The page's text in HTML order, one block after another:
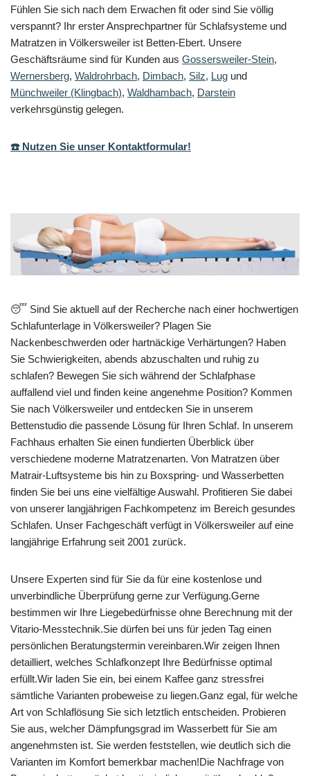
Fühlen Sie sich nach dem Erwachen fit oder sind Sie völlig
verspannt? Ihr erster Ansprechpartner für Schlafsysteme und
Matratzen in Völkersweiler ist Betten-Ebert. Unsere
Geschäftsräume sind für Kunden aus Gossersweiler-Stein,
Wernersberg, Waldrohrbach, Dimbach, Silz, Lug und
Münchweiler (Klingbach), Waldhambach, Darstein
verkehrsgünstig gelegen.
☎️ Nutzen Sie unser Kontaktformular!
😴 Sind Sie aktuell auf der Recherche nach einer hochwertigen
Schlafunterlage in Völkersweiler? Plagen Sie
Nackenbeschwerden oder hartnäckige Verhärtungen? Haben
Sie Schwierigkeiten, abends abzuschalten und ruhig zu
schlafen? Bewegen Sie sich während der Schlafphase
auffallend viel und finden keine angenehme Position? Kommen
Sie nach Völkersweiler und entdecken Sie in unserem
Bettenstudio die passende Lösung für Ihren Schlaf. In unserem
Fachhaus erhalten Sie einen fundierten Überblick über
verschiedene moderne Matratzenarten. Von Matratzen über
Matrair-Luftsysteme bis hin zu Boxspring- und Wasserbetten
finden Sie bei uns eine vielfältige Auswahl. Profitieren Sie dabei
von unserer langjährigen Fachkompetenz im Bereich gesundes
Schlafen. Unser Fachgeschäft verfügt in Völkersweiler auf eine
langjährige Erfahrung seit 2001 zurück.
Unsere Experten sind für Sie da für eine kostenlose und
unverbindliche Überprüfung gerne zur Verfügung.Gerne
bestimmen wir Ihre Liegebedürfnisse ohne Berechnung mit der
Vitario-Messtechnik.Sie dürfen bei uns für jeden Tag einen
persönlichen Beratungstermin vereinbaren.Wir zeigen Ihnen
detailliert, welches Schlafkonzept Ihre Bedürfnisse optimal
erfüllt.Wir laden Sie ein, bei einem Kaffee ganz stressfrei
sämtliche Varianten probeweise zu liegen.Ganz egal, für welche
Art von Schlaflösung Sie sich letztlich entscheiden. Probieren
Sie aus, welcher Dämpfungsgrad im Wasserbett für Sie am
angenehmsten ist. Sie werden feststellen, wie deutlich sich die
Varianten im Komfort bemerkbar machen!Die Nachfrage von